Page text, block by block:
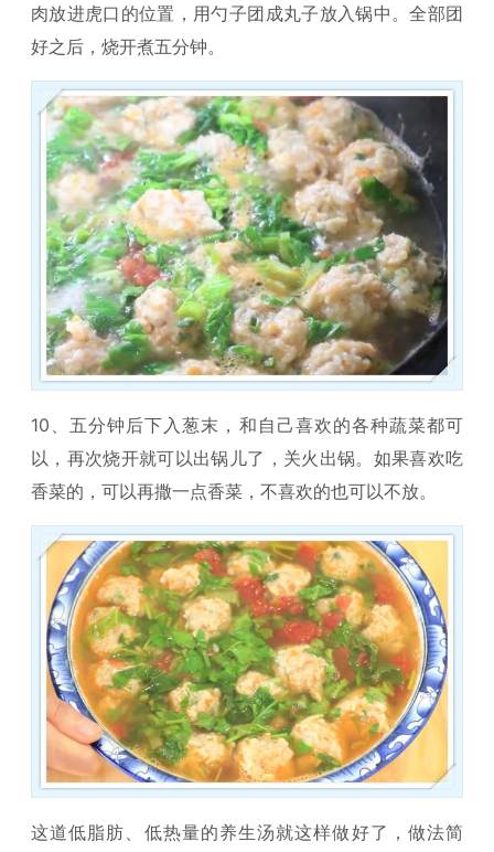
肉放进虎口的位置，用勺子团成丸子放入锅中。全部团
好之后，烧开煮五分钟。
10、五分钟后下入葱末，和自己喜欢的各种蔬菜都可
以，再次烧开就可以出锅儿了，关火出锅。如果喜欢吃
香菜的，可以再撒一点香菜，不喜欢的也可以不放。
这道低脂肪、低热量的养生汤就这样做好了，做法简